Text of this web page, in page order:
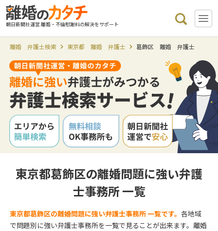
朝日新聞社運営 離婚・不倫慰謝料の解決をサポート
離婚 弁護士検索 東京都 離婚 弁護士 葛飾区 離婚 弁護士
東京都葛飾区の離婚問題に強い弁護
士事務所 一覧
東京都葛飾区の離婚問題に強い弁護士事務所 一覧です。各地域
で問題別に強い弁護士事務所を一覧で見ることが出来ます。離婚